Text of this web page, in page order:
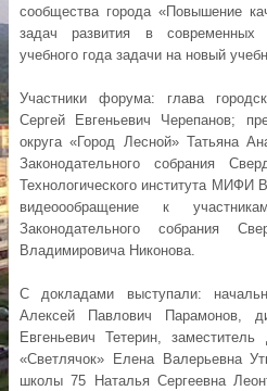
сообщества города «Повышение
задач развития в современных
учебного года задачи на новый
Участники форума: глава
Сергей Евгеньевич Черепанов;
округа «Город Лесной» Татьяна
Законодательного собрания
Технологического института МИФИ
видеоообращение к
Законодательного собрания
Владимировича Никонова.
С докладами выступали:
Алексей Павлович Парамонов,
Евгеньевич Тетерин,
«Светлячок» Елена Валерьевна
школы 75 Наталья Сергеевна